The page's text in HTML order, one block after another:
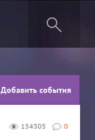
Добавить события
0
154305